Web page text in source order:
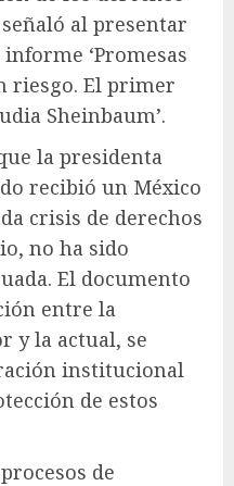
al presentar
‘Promesas
riesgo. El primer
Sheinbaum’.
la presidenta
recibió un México
crisis de derechos
no ha sido
El documento
entre la
y la actual, se
institucional
de estos
de